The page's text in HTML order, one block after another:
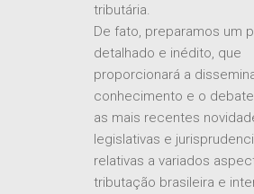
propalada e discutida
tributária.
De fato, preparamos um
detalhado e inédito, que
proporcionará a
conhecimento e o debate
as mais recentes
legislativas e
relativas a variados